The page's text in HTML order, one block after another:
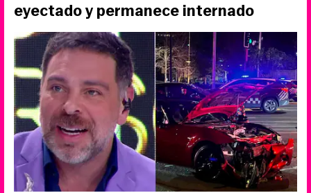
eyectado y permanece internado